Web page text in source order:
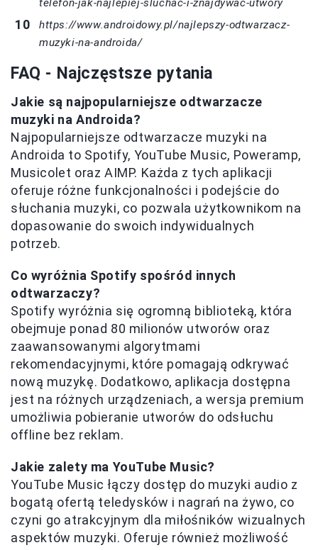
telefon-jak-najlepiej-sluchac-i-znajdywac-utwory
https://www.androidowy.pl/najlepszy-odtwarzacz-
muzyki-na-androida/
FAQ - Najczęstsze pytania
Jakie są najpopularniejsze odtwarzacze
muzyki na Androida?
Najpopularniejsze odtwarzacze muzyki na
Androida to Spotify, YouTube Music, Poweramp,
Musicolet oraz AIMP. Każda z tych aplikacji
oferuje różne funkcjonalności i podejście do
słuchania muzyki, co pozwala użytkownikom na
dopasowanie do swoich indywidualnych
potrzeb.
Co wyróżnia Spotify spośród innych
odtwarzaczy?
Spotify wyróżnia się ogromną biblioteką, która
obejmuje ponad 80 milionów utworów oraz
zaawansowanymi algorytmami
rekomendacyjnymi, które pomagają odkrywać
nową muzykę. Dodatkowo, aplikacja dostępna
jest na różnych urządzeniach, a wersja premium
umożliwia pobieranie utworów do odsłuchu
offline bez reklam.
Jakie zalety ma YouTube Music?
YouTube Music łączy dostęp do muzyki audio z
bogatą ofertą teledysków i nagrań na żywo, co
czyni go atrakcyjnym dla miłośników wizualnych
aspektów muzyki. Oferuje również możliwość